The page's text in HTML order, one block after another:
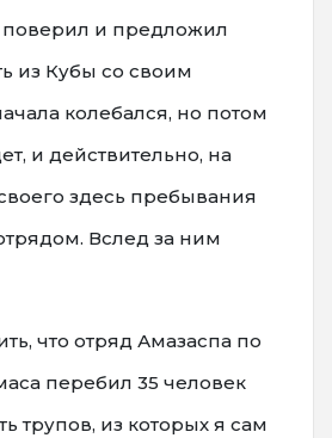
и предложил
из Кубы со своим
колебался, но потом
и действительно, на
здесь пребывания
Вслед за ним
что отряд Амазаспа по
перебил 35 человек
трупов, из которых я сам